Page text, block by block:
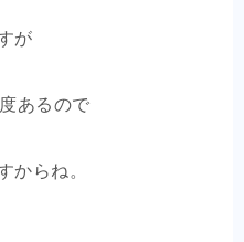
が
あるので
からね。